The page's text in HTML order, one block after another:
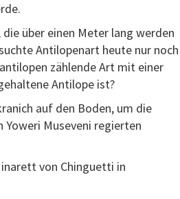
über einen Meter lang werden
Antilopenart heute nur noch
zählende Art mit einer
Antilope ist?
auf den Boden, um die
Yoweri Museveni regierten
von Chinguetti in